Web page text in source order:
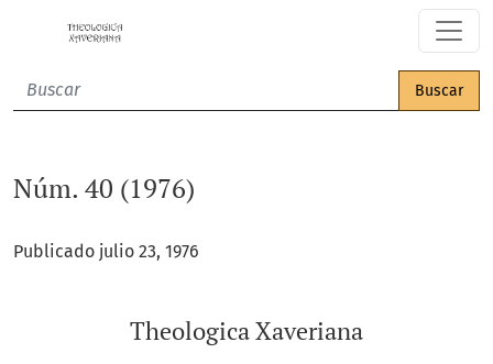
Buscar
Núm. 40 (1976)
Publicado julio 23, 1976
Theologica Xaveriana